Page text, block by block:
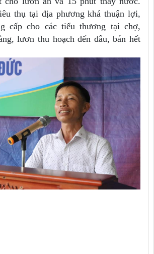
thụ tại địa phương khá thuận lợi,
cấp cho các tiểu thương tại chợ,
lươn thu hoạch đến đâu, bán hết